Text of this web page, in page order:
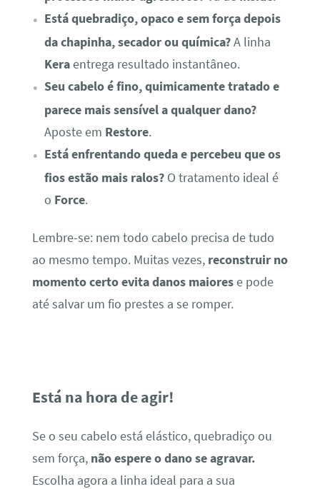
Está quebradiço, opaco e sem força depois
da chapinha, secador ou química?A linha
Keraentrega resultado instantâneo.
Seu cabelo é fino, quimicamente tratado e
parece mais sensível a qualquer dano?
Aposte em Restore.
Está enfrentando queda e percebeu que os
fios estão mais ralos?O tratamento ideal é
o Force.
Lembre-se: nem todo cabelo precisa de tudo
ao mesmo tempo. Muitas vezes, reconstruir no
momento certo evita danos maiorese pode
até salvar um fio prestes a se romper.
Está na hora de agir!
Se o seu cabelo está elástico, quebradiço ou
sem força, não espere o dano se agravar.
Escolha agora a linha ideal para a sua